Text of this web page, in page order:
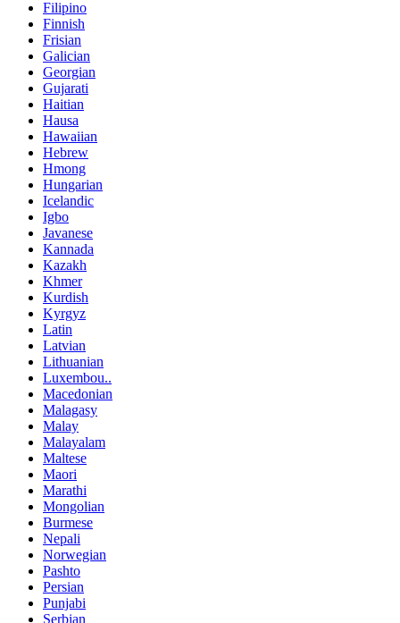
Filipino
Finnish
Frisian
Galician
Georgian
Gujarati
Haitian
Hausa
Hawaiian
Hebrew
Hmong
Hungarian
Icelandic
Igbo
Javanese
Kannada
Kazakh
Khmer
Kurdish
Kyrgyz
Latin
Latvian
Lithuanian
Luxembou..
Macedonian
Malagasy
Malay
Malayalam
Maltese
Maori
Marathi
Mongolian
Burmese
Nepali
Norwegian
Pashto
Persian
Punjabi
Serbian